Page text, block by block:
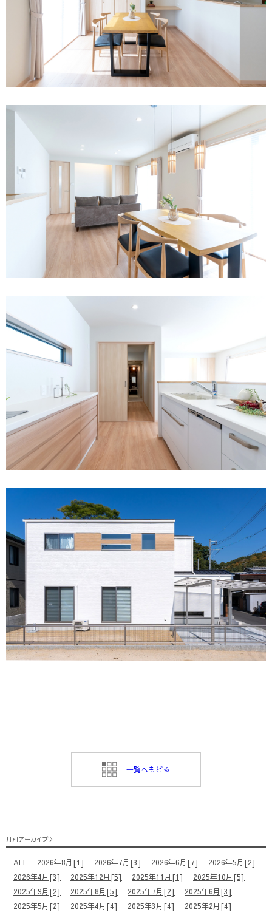
月別アーカイブ
ALL 2026年8月[1] 2026年7月[3] 2026年6月[7]
2026年5月[2]
2026年4月[3]
2025年12月[5] 2025年11月[1]
2025年10月[5]
2025年9月[2]
2025年8月[5] 2025年7月[2]
2025年6月[3]
2025年5月[2]
2025年4月[4] 2025年3月[4]
2025年2月[4]
⼀覧へもどる